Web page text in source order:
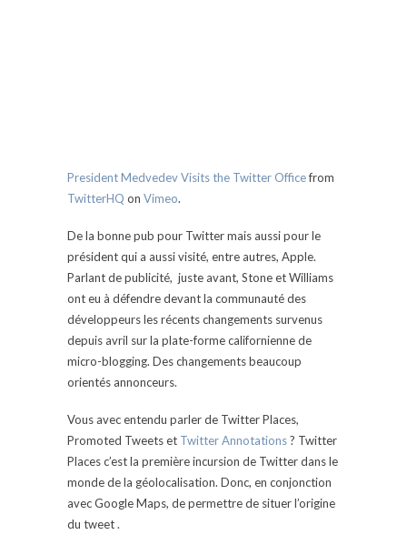
President Medvedev Visits the Twitter Officefrom
TwitterHQ on Vimeo.
De la bonne pub pour Twitter mais aussi pour le
président qui a aussi visité, entre autres, Apple.
Parlant de publicité, juste avant, Stone et Williams
ont eu à défendre devant la communauté des
développeurs les récents changements survenus
depuis avril sur la plate-forme californienne de
micro-blogging. Des changements beaucoup
orientés annonceurs.
Vous avec entendu parler de Twitter Places,
Promoted Tweets et Twitter Annotations? Twitter
Places c’est la première incursion de Twitter dans le
monde de la géolocalisation. Donc, en conjonction
avec Google Maps, de permettre de situer l’origine
du tweet .